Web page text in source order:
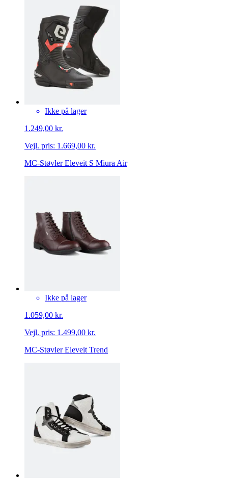
Ikke på lager
1.249,00 kr.
Vejl. pris: 1.669,00 kr.
MC-Støvler Eleveit S Miura Air
Ikke på lager
1.059,00 kr.
Vejl. pris: 1.499,00 kr.
MC-Støvler Eleveit Trend